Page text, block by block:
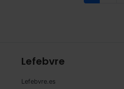
Lefebvre
Lefebvre.es